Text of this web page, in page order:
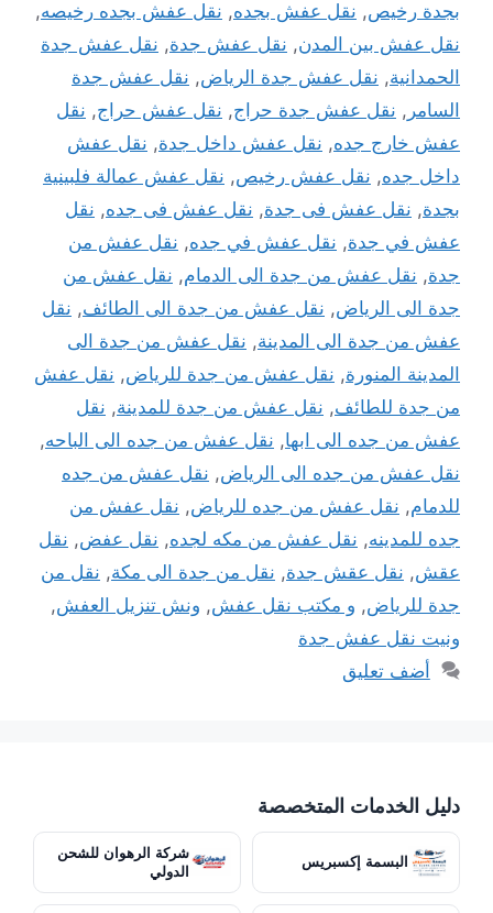
بجدة رخيص, نقل عفش بجده, نقل عفش بجده رخيصه,
نقل عفش بين المدن, نقل عفش جدة, نقل عفش جدة
الحمدانية, نقل عفش جدة الرياض, نقل عفش جدة
السامر , نقل عفش جدة حراج, نقل عفش حراج, نقل
عفش خارج جده, نقل عفش داخل جدة, نقل عفش
داخل جده, نقل عفش رخيص, نقل عفش عمالة فلبينية
بجدة, نقل عفش فى جدة, نقل عفش فى جده, نقل
عفش في جدة, نقل عفش في جده, نقل عفش من
جدة, نقل عفش من جدة الى الدمام, نقل عفش من
جدة الى الرياض, نقل عفش من جدة الى الطائف, نقل
عفش من جدة الى المدينة, نقل عفش من جدة الى
المدينة المنورة, نقل عفش من جدة للرياض, نقل عفش
من جدة للطائف, نقل عفش من جدة للمدينة, نقل
عفش من جده الى ابها, نقل عفش من جده الى الباحه,
نقل عفش من جده الى الرياض, نقل عفش من جده
للدمام, نقل عفش من جده للرياض, نقل عفش من
جده للمدينه, نقل عفش من مكه لجده, نقل عفض, نقل
عقش, نقل عقش جدة, نقل من جدة الى مكة, نقل من
جدة للرياض, و مكتب نقل عفش, ونش تنزيل العفش,
ونيت نقل عفش جدة
أضف تعليق
دليل الخدمات المتخصصة
البسمة إكسبريس
شركة الرهوان للشحن
الدولي